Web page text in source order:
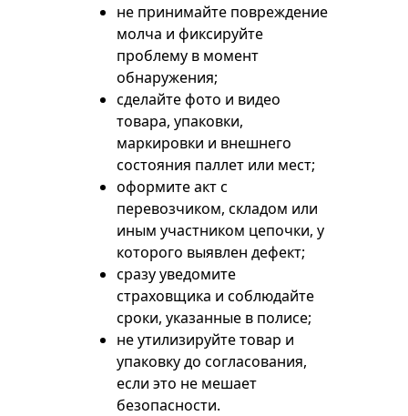
не принимайте повреждение
молча и фиксируйте
проблему в момент
обнаружения;
сделайте фото и видео
товара, упаковки,
маркировки и внешнего
состояния паллет или мест;
оформите акт с
перевозчиком, складом или
иным участником цепочки, у
которого выявлен дефект;
сразу уведомите
страховщика и соблюдайте
сроки, указанные в полисе;
не утилизируйте товар и
упаковку до согласования,
если это не мешает
безопасности.